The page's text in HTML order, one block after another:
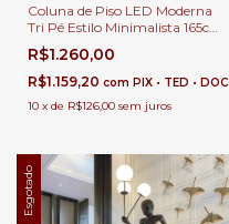
Coluna de Piso LED Moderna
Tri Pé Estilo Minimalista 165cm
| Luminária de Chão Grande
Preto LED 3100 Lúmens
Sofisticação e Arte
R$1.260,00
R$1.159,20 com PIX • TED • DOC
10 x de R$126,00 sem juros
Esgotado